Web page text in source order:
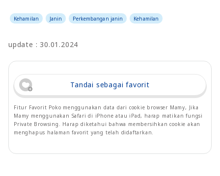
Kehamilan Janin Perkembangan janin Kehamilan
update : 30.01.2024
Tandai sebagai favorit
Fitur Favorit Poko menggunakan data dari cookie browser Mamy, Jika
Mamy menggunakan Safari di iPhone atau iPad, harap matikan fungsi
Private Browsing. Harap diketahui bahwa membersihkan cookie akan
menghapus halaman favorit yang telah didaftarkan.